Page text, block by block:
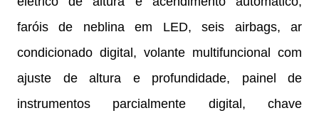
faróis de neblina em LED, seis airbags, ar
condicionado digital, volante multifuncional com
ajuste de altura e profundidade, painel de
instrumentos parcialmente digital, chave